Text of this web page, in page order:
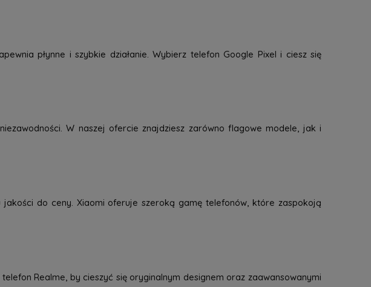
płynne i szybkie działanie. Wybierz telefon Google Pixel i ciesz się
W naszej ofercie znajdziesz zarówno flagowe modele, jak i
do ceny. Xiaomi oferuje szeroką gamę telefonów, które zaspokoją
Realme, by cieszyć się oryginalnym designem oraz zaawansowanymi